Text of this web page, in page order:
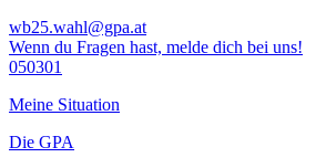
wb25.wahl@gpa.at
Wenn du Fragen hast, melde dich bei uns!
050301
Meine Situation
Die GPA